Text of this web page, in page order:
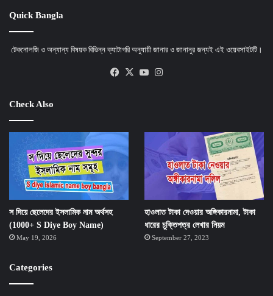
Quick Bangla
টেকনোলজি ও অন্যান্য বিষয়ক বিভিন্ন ক্যাটাগরি অনুযায়ী জানার ও জানানুর জন্যই এই ওয়েবসাইটটি।
Facebook
X YouTube
Check Also
স দিয়ে ছেলেদের ইসলামিক নাম অর্থসহ
(1000+ S Diye Boy Name)
May 19, 2026
হাওলাত টাকা দেওয়ার অঙ্গিকারনামা, টাকা
ধারের চুক্তিপত্র লেখার নিয়ম
September 27, 2023
Categories